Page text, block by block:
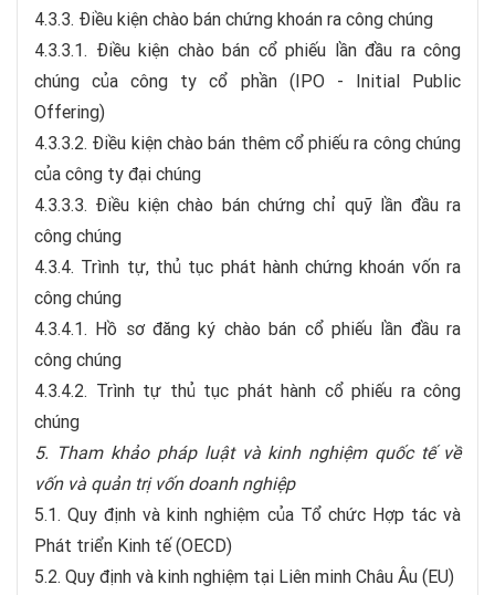
4.3.3. Điều kiện chào bán chứng khoán ra công chúng
4.3.3.1. Điều kiện chào bán cổ phiếu lần đầu ra công
chúng của công ty cổ phần (IPO - Initial Public
Offering)
4.3.3.2. Điều kiện chào bán thêm cổ phiếu ra công chúng
của công ty đại chúng
4.3.3.3. Điều kiện chào bán chứng chỉ quỹ lần đầu ra
công chúng
4.3.4. Trình tự, thủ tục phát hành chứng khoán vốn ra
công chúng
4.3.4.1. Hồ sơ đăng ký chào bán cổ phiếu lần đầu ra
công chúng
4.3.4.2. Trình tự thủ tục phát hành cổ phiếu ra công
chúng
5. Tham khảo pháp luật và kinh nghiệm quốc tế về
vốn và quản trị vốn doanh nghiệp
5.1. Quy định và kinh nghiệm của Tổ chức Hợp tác và
Phát triển Kinh tế (OECD)
5.2. Quy định và kinh nghiệm tại Liên minh Châu Âu (EU)